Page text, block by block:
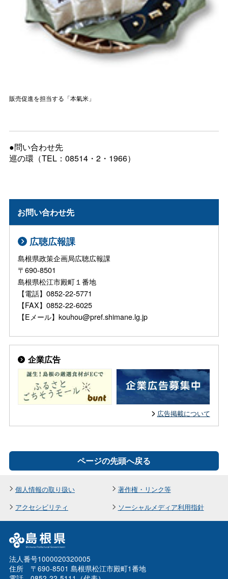
販売促進を担当する「本氣米」
●問い合わせ先
巡の環（TEL：08514・2・1966）
お問い合わせ先
広聴広報課
島根県政策企画局広聴広報課
〒690-8501
島根県松江市殿町１番地
【電話】0852-22-5771
【FAX】0852-22-6025
【Eメール】kouhou@pref.shimane.lg.jp
企業広告
広告掲載について
ページの先頭へ戻る
個人情報の取り扱い
著作権・リンク等
アクセシビリティ
ソーシャルメディア利用指針
法人番号1000020320005
住所 〒690-8501 島根県松江市殿町1番地